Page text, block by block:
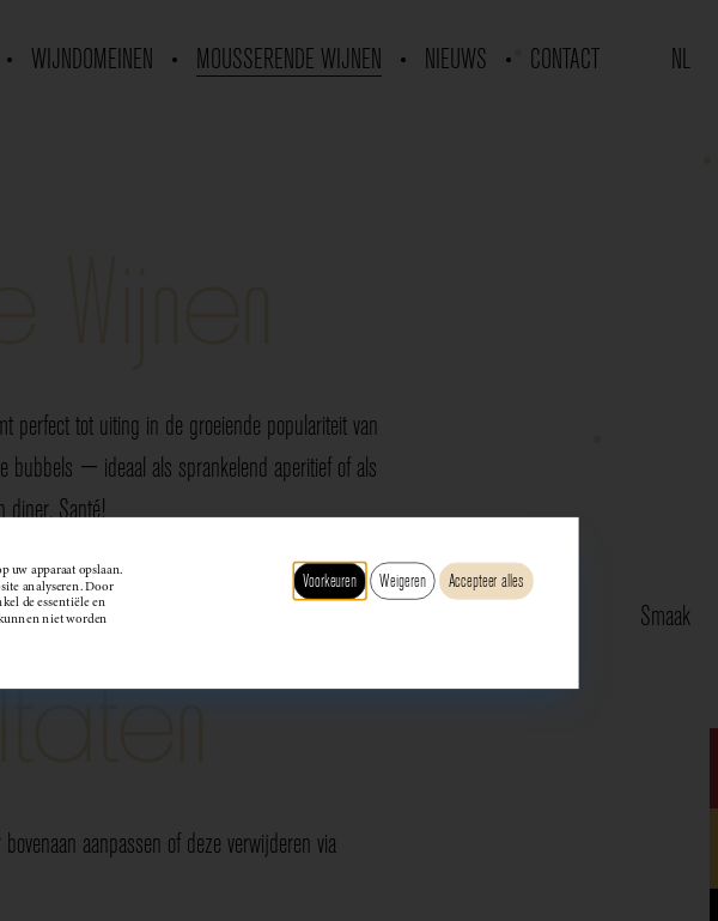
WIJNDOMEINEN MOUSSERENDE WIJNEN NIEUWS CONTACT NL
perfect tot uiting in de groeiende populariteit van
bubbels — ideaal als sprankelend aperitief of als
diner. Santé!
Wijndomein Smaak
aanpassen of deze verwijderen via
uw apparaat opslaan.
analyseren. Door
de essentiële en
niet worden
Voorkeuren Weigeren Accepteer alles